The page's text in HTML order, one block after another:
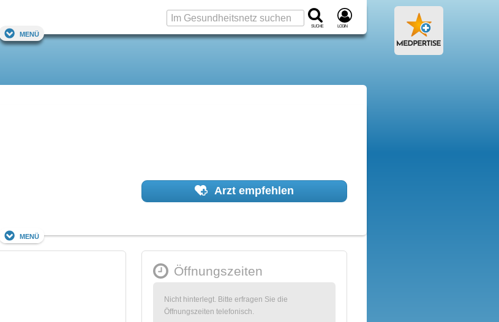
Suche Login
Menü
Arzt empfehlen
Menü
Öffnungszeiten
Nicht hinterlegt. Bitte erfragen Sie die
Öffnungszeiten telefonisch.